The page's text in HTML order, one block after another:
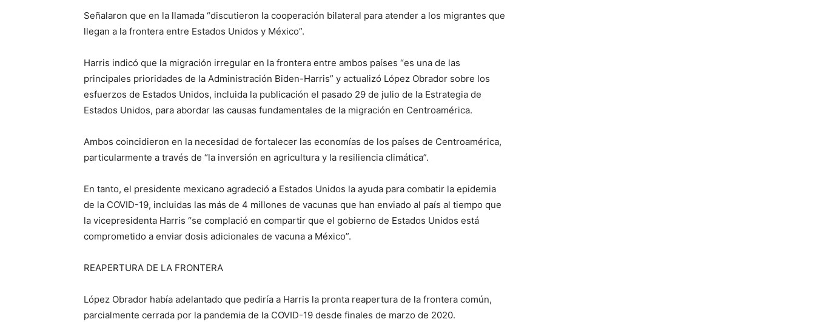
Señalaron que en la llamada “discutieron la cooperación bilateral para atender a los migrantes que
llegan a la frontera entre Estados Unidos y México”.
Harris indicó que la migración irregular en la frontera entre ambos países “es una de las
principales prioridades de la Administración Biden-Harris” y actualizó López Obrador sobre los
esfuerzos de Estados Unidos, incluida la publicación el pasado 29 de julio de la Estrategia de
Estados Unidos, para abordar las causas fundamentales de la migración en Centroamérica.
Ambos coincidieron en la necesidad de fortalecer las economías de los países de Centroamérica,
particularmente a través de “la inversión en agricultura y la resiliencia climática”.
En tanto, el presidente mexicano agradeció a Estados Unidos la ayuda para combatir la epidemia
de la COVID-19, incluidas las más de 4 millones de vacunas que han enviado al país al tiempo que
la vicepresidenta Harris “se complació en compartir que el gobierno de Estados Unidos está
comprometido a enviar dosis adicionales de vacuna a México”.
REAPERTURA DE LA FRONTERA
López Obrador había adelantado que pediría a Harris la pronta reapertura de la frontera común,
parcialmente cerrada por la pandemia de la COVID-19 desde finales de marzo de 2020.